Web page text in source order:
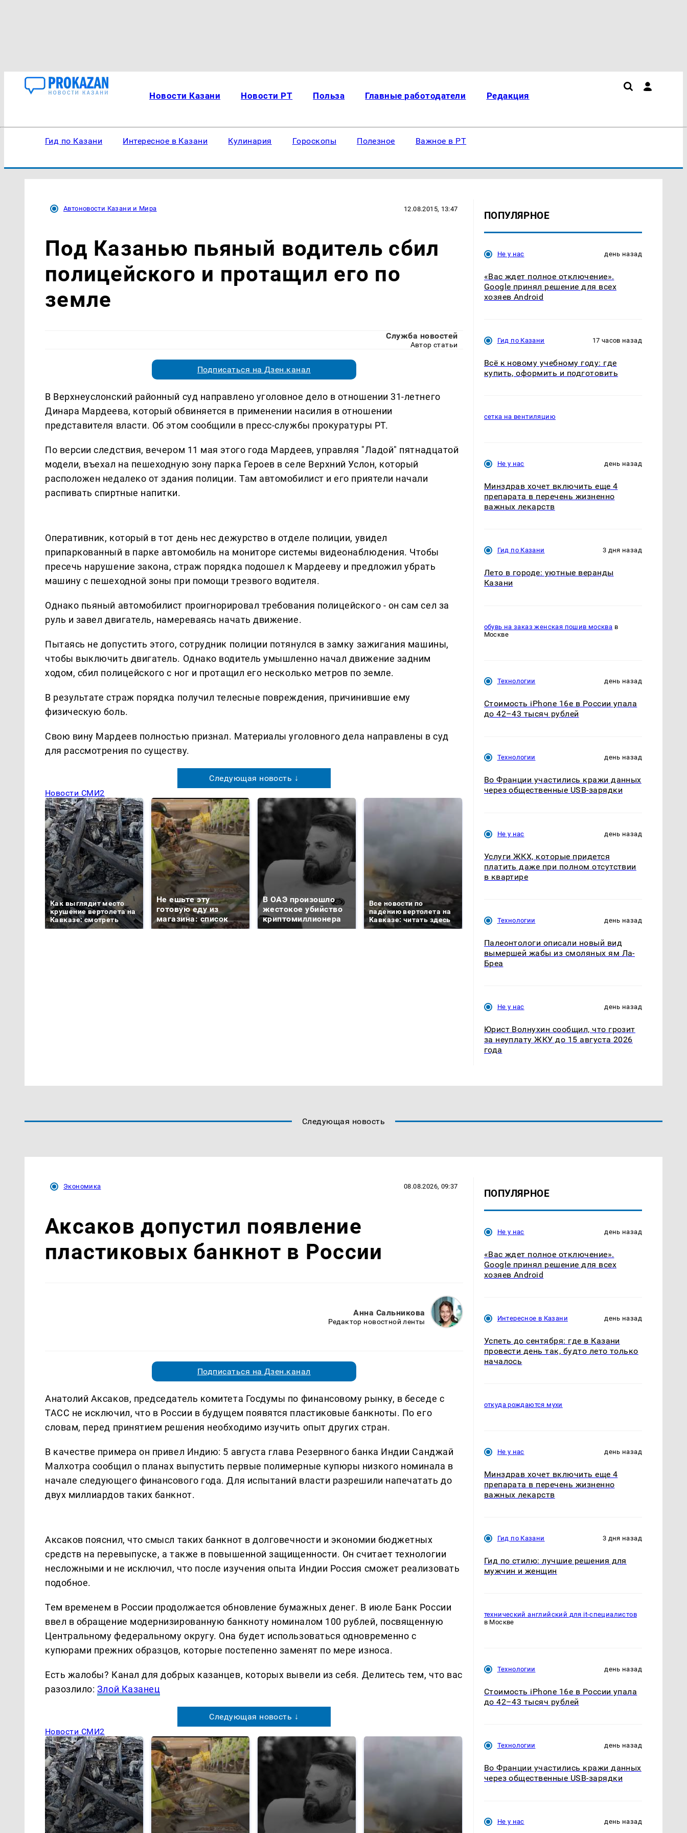
Новости Казани Новости РТ Польза Главные работодатели Редакция
Гид по Казани Интересное в Казани Кулинария Гороскопы Полезное Важное в РТ
Автоновости Казани и Мира 12.08.2015, 13:47
Под Казанью пьяный водитель сбил
полицейского и протащил его по
земле
Служба новостей
Автор статьи
Подписаться на Дзен.канал
В Верхнеуслонский районный суд направлено уголовное дело в отношении 31-летнего
Динара Мардеева, который обвиняется в применении насилия в отношении
представителя власти. Об этом сообщили в пресс-службы прокуратуры РТ.
По версии следствия, вечером 11 мая этого года Мардеев, управляя "Ладой" пятнадцатой
модели, въехал на пешеходную зону парка Героев в селе Верхний Услон, который
расположен недалеко от здания полиции. Там автомобилист и его приятели начали
распивать спиртные напитки.
Оперативник, который в тот день нес дежурство в отделе полиции, увидел
припаркованный в парке автомобиль на мониторе системы видеонаблюдения. Чтобы
пресечь нарушение закона, страж порядка подошел к Мардееву и предложил убрать
машину с пешеходной зоны при помощи трезвого водителя.
Однако пьяный автомобилист проигнорировал требования полицейского - он сам сел за
руль и завел двигатель, намереваясь начать движение.
Пытаясь не допустить этого, сотрудник полиции потянулся в замку зажигания машины,
чтобы выключить двигатель. Однако водитель умышленно начал движение задним
ходом, сбил полицейского с ног и протащил его несколько метров по земле.
В результате страж порядка получил телесные повреждения, причинившие ему
физическую боль.
Свою вину Мардеев полностью признал. Материалы уголовного дела направлены в суд
для рассмотрения по существу.
Следующая новость ↓
Новости СМИ2
Как выглядит место
крушение вертолета на
Кавказе: смотреть
Не ешьте эту
готовую еду из
магазина: список
В ОАЭ произошло
жестокое убийство
криптомиллионера
Все новости по
падению вертолета на
Кавказе: читать здесь
ждать всем нам?
продукта: что купить?
ПОПУЛЯРНОЕ
Не у нас день назад
«Вас ждет полное отключение».
Google принял решение для всех
хозяев Android
Гид по Казани 17 часов назад
Всё к новому учебному году: где
купить, оформить и подготовить
сетка на вентиляцию
Не у нас день назад
Минздрав хочет включить еще 4
препарата в перечень жизненно
важных лекарств
Гид по Казани 3 дня назад
Лето в городе: уютные веранды
Казани
обувь на заказ женская пошив москва в
Москве
Технологии день назад
Стоимость iPhone 16e в России упала
до 42–43 тысяч рублей
Технологии день назад
Во Франции участились кражи данных
через общественные USB-зарядки
Не у нас день назад
Услуги ЖКХ, которые придется
платить даже при полном отсутствии
в квартире
Технологии день назад
Палеонтологи описали новый вид
вымершей жабы из смоляных ям Ла-
Бреа
Не у нас день назад
Юрист Волнухин сообщил, что грозит
за неуплату ЖКУ до 15 августа 2026
года
Следующая новость
Экономика 08.08.2026, 09:37
Аксаков допустил появление
пластиковых банкнот в России
Анна Сальникова
Редактор новостной ленты
Подписаться на Дзен.канал
Анатолий Аксаков, председатель комитета Госдумы по финансовому рынку, в беседе с
ТАСС не исключил, что в России в будущем появятся пластиковые банкноты. По его
словам, перед принятием решения необходимо изучить опыт других стран.
В качестве примера он привел Индию: 5 августа глава Резервного банка Индии Санджай
Малхотра сообщил о планах выпустить первые полимерные купюры низкого номинала в
начале следующего финансового года. Для испытаний власти разрешили напечатать до
двух миллиардов таких банкнот.
Аксаков пояснил, что смысл таких банкнот в долговечности и экономии бюджетных
средств на перевыпуске, а также в повышенной защищенности. Он считает технологии
несложными и не исключил, что после изучения опыта Индии Россия сможет реализовать
подобное.
Тем временем в России продолжается обновление бумажных денег. В июле Банк России
ввел в обращение модернизированную банкноту номиналом 100 рублей, посвященную
Центральному федеральному округу. Она будет использоваться одновременно с
купюрами прежних образцов, которые постепенно заменят по мере износа.
Есть жалобы? Канал для добрых казанцев, которых вывели из себя. Делитеcь тем, что вас
разозлило: Злой Казанец
Следующая новость ↓
Новости СМИ2
ПОПУЛЯРНОЕ
Не у нас день назад
«Вас ждет полное отключение».
Google принял решение для всех
хозяев Android
Интересное в Казани день назад
Успеть до сентября: где в Казани
провести день так, будто лето только
началось
откуда рождаются мухи
Не у нас день назад
Минздрав хочет включить еще 4
препарата в перечень жизненно
важных лекарств
Гид по Казани 3 дня назад
Гид по стилю: лучшие решения для
мужчин и женщин
технический английский для it-специалистов
в Москве
Технологии день назад
Стоимость iPhone 16e в России упала
до 42–43 тысяч рублей
Технологии день назад
Во Франции участились кражи данных
через общественные USB-зарядки
Не у нас день назад